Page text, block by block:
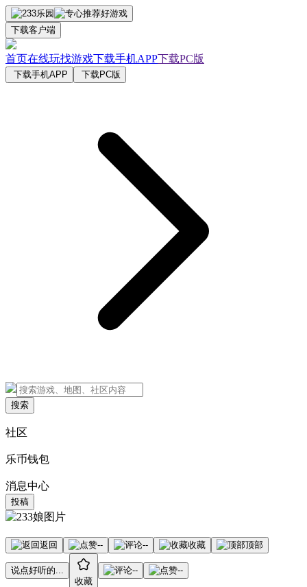
下载客户端
首页在线玩找游戏下载手机APP下载PC版
下载手机APP 下载PC版
搜索
社区
乐币钱包
消息中心
投稿
返回 -- -- 收藏 顶部
说点好听的...
收藏
-- --